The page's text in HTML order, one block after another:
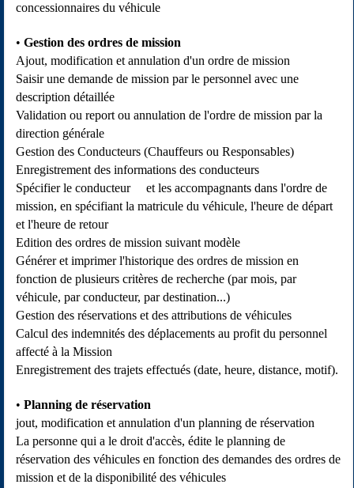
concessionnaires du véhicule
Gestion des ordres de mission
Ajout, modification et annulation d'un ordre de mission
Saisir une demande de mission par le personnel avec une
description détaillée
Validation ou report ou annulation de l'ordre de mission par la
direction générale
Gestion des Conducteurs (Chauffeurs ou Responsables)
Enregistrement des informations des conducteurs
Spécifier le conducteur et les accompagnants dans l'ordre de
mission, en spécifiant la matricule du véhicule, l'heure de départ
et l'heure de retour
Edition des ordres de mission suivant modèle
Générer et imprimer l'historique des ordres de mission en
fonction de plusieurs critères de recherche (par mois, par
véhicule, par conducteur, par destination...)
Gestion des réservations et des attributions de véhicules
Calcul des indemnités des déplacements au profit du personnel
affecté à la Mission
Enregistrement des trajets effectués (date, heure, distance, motif).
Planning de réservation
jout, modification et annulation d'un planning de réservation
La personne qui a le droit d'accès, édite le planning de
réservation des véhicules en fonction des demandes des ordres de
mission et de la disponibilité des véhicules